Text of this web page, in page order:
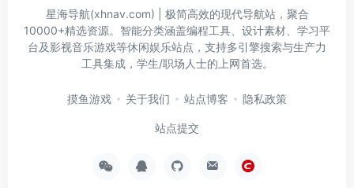
星海导航(xhnav.com) | 极简高效的现代导航站，聚合
10000+精选资源。智能分类涵盖编程工具、设计素材、学习平
台及影视音乐游戏等休闲娱乐站点，支持多引擎搜索与生产力
工具集成，学生/职场人士的上网首选。
摸鱼游戏 关于我们 站点博客 隐私政策
站点提交